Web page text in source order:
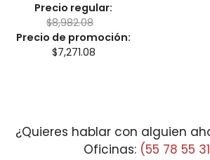
Precio regular:
$8,982.08
Precio de promoción:
$7,271.08
¿Quieres hablar con alguien
Oficinas: (55 78 55